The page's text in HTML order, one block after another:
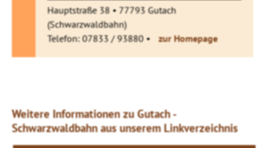
Hauptstraße 38 • 77793 Gutach
(Schwarzwaldbahn)
Telefon: 07833 / 93880 •
zur Homepage
Weitere Informationen zu Gutach -
Schwarzwaldbahn aus unserem Linkverzeichnis